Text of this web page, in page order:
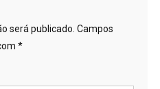
será publicado. Campos
*